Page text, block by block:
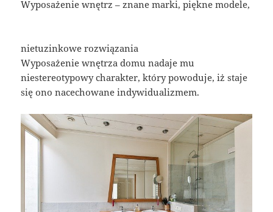
Wyposażenie wnętrz – znane marki, piękne modele,
nietuzinkowe rozwiązania
Wyposażenie wnętrza domu nadaje mu
niestereotypowy charakter, który powoduje, iż staje
się ono nacechowane indywidualizmem.